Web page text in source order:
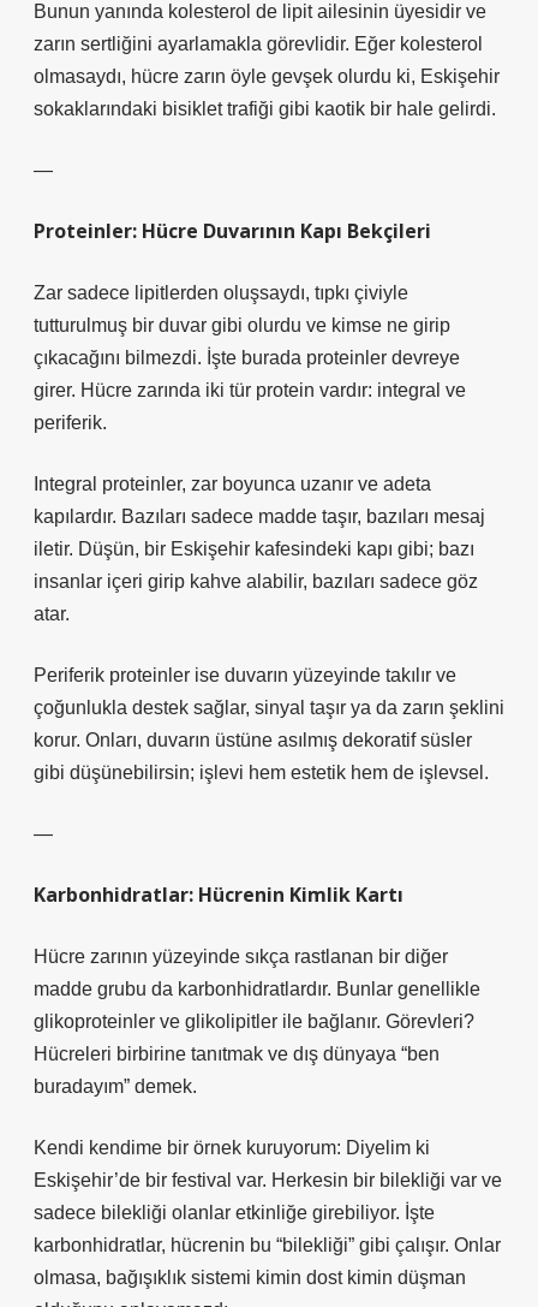
Bunun yanında kolesterol de lipit ailesinin üyesidir ve
zarın sertliğini ayarlamakla görevlidir. Eğer kolesterol
olmasaydı, hücre zarın öyle gevşek olurdu ki, Eskişehir
sokaklarındaki bisiklet trafiği gibi kaotik bir hale gelirdi.
—
Proteinler: Hücre Duvarının Kapı Bekçileri
Zar sadece lipitlerden oluşsaydı, tıpkı çiviyle
tutturulmuş bir duvar gibi olurdu ve kimse ne girip
çıkacağını bilmezdi. İşte burada proteinler devreye
girer. Hücre zarında iki tür protein vardır: integral ve
periferik.
Integral proteinler, zar boyunca uzanır ve adeta
kapılardır. Bazıları sadece madde taşır, bazıları mesaj
iletir. Düşün, bir Eskişehir kafesindeki kapı gibi; bazı
insanlar içeri girip kahve alabilir, bazıları sadece göz
atar.
Periferik proteinler ise duvarın yüzeyinde takılır ve
çoğunlukla destek sağlar, sinyal taşır ya da zarın şeklini
korur. Onları, duvarın üstüne asılmış dekoratif süsler
gibi düşünebilirsin; işlevi hem estetik hem de işlevsel.
—
Karbonhidratlar: Hücrenin Kimlik Kartı
Hücre zarının yüzeyinde sıkça rastlanan bir diğer
madde grubu da karbonhidratlardır. Bunlar genellikle
glikoproteinler ve glikolipitler ile bağlanır. Görevleri?
Hücreleri birbirine tanıtmak ve dış dünyaya “ben
buradayım” demek.
Kendi kendime bir örnek kuruyorum: Diyelim ki
Eskişehir’de bir festival var. Herkesin bir bilekliği var ve
sadece bilekliği olanlar etkinliğe girebiliyor. İşte
karbonhidratlar, hücrenin bu “bilekliği” gibi çalışır. Onlar
olmasa, bağışıklık sistemi kimin dost kimin düşman